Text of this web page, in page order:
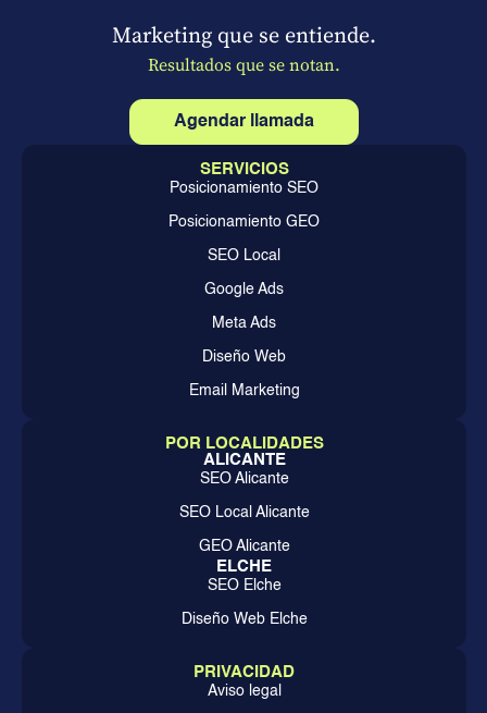
Marketing que se entiende.
Resultados que se notan.
Agendar llamada
SERVICIOS
Posicionamiento SEO
Posicionamiento GEO
SEO Local
Google Ads
Meta Ads
Diseño Web
Email Marketing
POR LOCALIDADES
ALICANTE
SEO Alicante
SEO Local Alicante
GEO Alicante
ELCHE
SEO Elche
Diseño Web Elche
PRIVACIDAD
Aviso legal